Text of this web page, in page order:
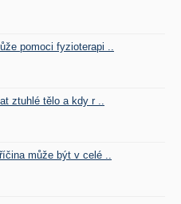
pomoci fyzioterapi ..
ztuhlé tělo a kdy r ..
může být v celé ..